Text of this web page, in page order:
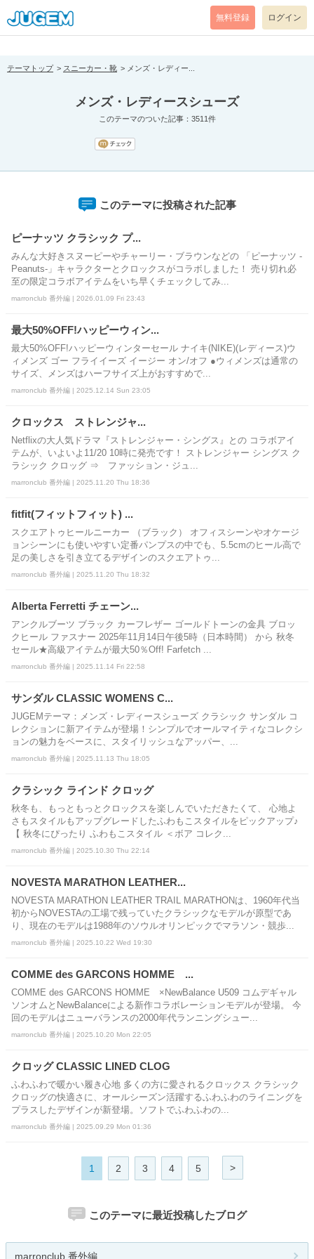
[pear_error: message="Success" code=0 mode=return level=notice
prefix="" info=""]
無料登録 ログイン
テーマトップ スニーカー・靴 メンズ・レディー...
メンズ・レディースシューズ
このテーマのついた記事：3511件
このテーマに投稿された記事
ピーナッツ クラシック プ...
みんな大好きスヌーピーやチャーリー・ブラウンなどの 「ピーナッツ -
Peanuts-」キャラクターとクロックスがコラボしました！ 売り切れ必
至の限定コラボアイテムをいち早くチェックしてみ...
marronclub 番外編 | 2026.01.09 Fri 23:43
最大50%OFF!ハッピーウィン...
最大50%OFF!ハッピーウィンターセール ナイキ(NIKE)(レディース)ウ
ィメンズ ゴー フライイーズ イージー オン/オフ ●ウィメンズは通常の
サイズ、メンズはハーフサイズ上がおすすめで...
marronclub 番外編 | 2025.12.14 Sun 23:05
クロックス ストレンジャ...
Netflixの大人気ドラマ『ストレンジャー・シングス』との コラボアイ
テムが、いよいよ11/20 10時に発売です！ ストレンジャー シングス ク
ラシック クロッグ ⇒ ファッション・ジュ...
marronclub 番外編 | 2025.11.20 Thu 18:36
fitfit(フィットフィット) ...
スクエアトゥヒールニーカー （ブラック） オフィスシーンやオケージ
ョンシーンにも使いやすい定番パンプスの中でも、5.5cmのヒール高で
足の美しさを引き立てるデザインのスクエアトゥ...
marronclub 番外編 | 2025.11.20 Thu 18:32
Alberta Ferretti チェーン...
アンクルブーツ ブラック カーフレザー ゴールドトーンの金具 ブロッ
クヒール ファスナー 2025年11月14日午後5時（日本時間） から 秋冬
セール★高級アイテムが最大50％Off! Farfetch ...
marronclub 番外編 | 2025.11.14 Fri 22:58
サンダル CLASSIC WOMENS C...
JUGEMテーマ：メンズ・レディースシューズ クラシック サンダル コ
レクションに新アイテムが登場！シンプルでオールマイティなコレクシ
ョンの魅力をベースに、スタイリッシュなアッパー、...
marronclub 番外編 | 2025.11.13 Thu 18:05
クラシック ラインド クロッグ
秋冬も、もっともっとクロックスを楽しんでいただきたくて、 心地よ
さもスタイルもアップグレードしたふわもこスタイルをピックアップ♪
【 秋冬にぴったり ふわもこスタイル ＜ボア コレク...
marronclub 番外編 | 2025.10.30 Thu 22:14
NOVESTA MARATHON LEATHER...
NOVESTA MARATHON LEATHER TRAIL MARATHONは、1960年代当
初からNOVESTAの工場で残っていたクラシックなモデルが原型であ
り、現在のモデルは1988年のソウルオリンピックでマラソン・競歩...
marronclub 番外編 | 2025.10.22 Wed 19:30
COMME des GARCONS HOMME ...
COMME des GARCONS HOMME ×NewBalance U509 コムデギャル
ソンオムとNewBalanceによる新作コラボレーションモデルが登場。 今
回のモデルはニューバランスの2000年代ランニングシュー...
marronclub 番外編 | 2025.10.20 Mon 22:05
クロッグ CLASSIC LINED CLOG
ふわふわで暖かい履き心地 多くの方に愛されるクロックス クラシック
クロッグの快適さに、オールシーズン活躍するふわふわのライニングを
プラスしたデザインが新登場。ソフトでふわふわの...
marronclub 番外編 | 2025.09.29 Mon 01:36
1 2 3 4 5 >
このテーマに最近投稿したブログ
marronclub 番外編